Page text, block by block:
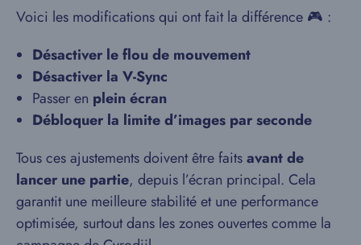
Voici les modifications qui ont fait la différence 🎮 :
Désactiver le flou de mouvement
Désactiver la V-Sync
Passer en plein écran
Débloquer la limite d’images par seconde
Tous ces ajustements doivent être faitsavant de
lancer une partie, depuis l’écran principal. Cela
garantit une meilleure stabilité et une performance
optimisée, surtout dans les zones ouvertes comme la